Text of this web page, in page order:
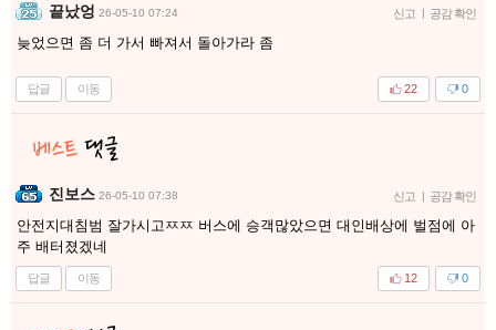
끝났엉 26-05-10 07:24 신고 | 공감 확인
늦었으면 좀 더 가서 빠져서 돌아가라 좀
답글 이동 0
22
진보스 26-05-10 07:38 신고 | 공감 확인
안전지대침범 잘가시고ㅉㅉ 버스에 승객많았으면 대인배상에 벌점에 아
주 배터졌겠네
답글 이동 0
12